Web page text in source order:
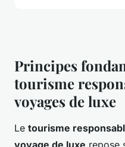
Principes
tourisme
voyages de luxe
Le tourisme